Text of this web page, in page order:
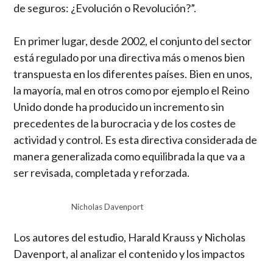
de seguros: ¿Evolución o Revolución?”.
En primer lugar, desde 2002, el conjunto del sector
está regulado por una directiva más o menos bien
transpuesta en los diferentes países. Bien en unos,
la mayoría, mal en otros como por ejemplo el Reino
Unido donde ha producido un incremento sin
precedentes de la burocracia y de los costes de
actividad y control. Es esta directiva considerada de
manera generalizada como equilibrada la que va a
ser revisada, completada y reforzada.
Nicholas Davenport
Los autores del estudio, Harald Krauss y Nicholas
Davenport, al analizar el contenido y los impactos